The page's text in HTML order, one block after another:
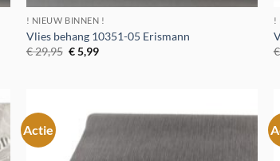
! NIEUW BINNEN !
Vlies behang 10351-05 Erismann
€29,95 Oorspronkelijke
prijs
€5,99Huidige
!
€
Actie